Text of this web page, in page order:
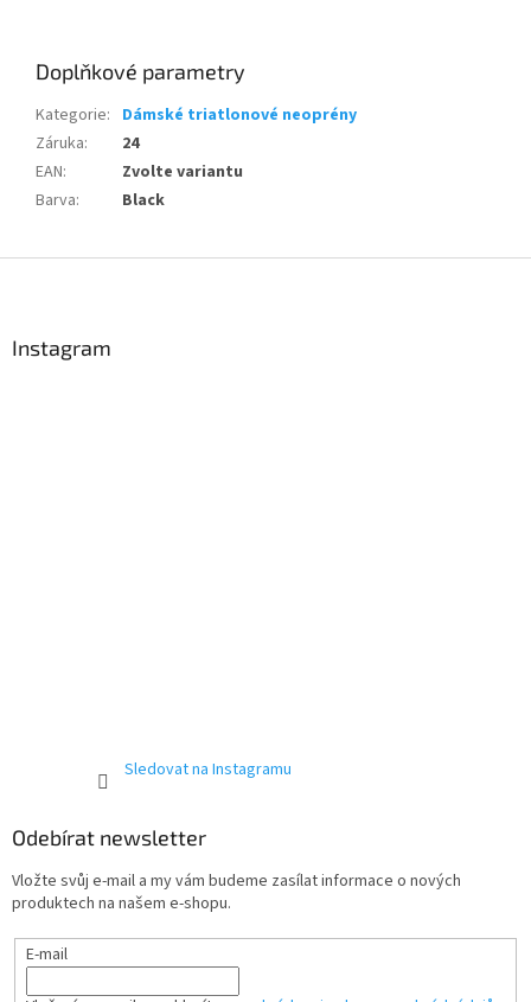
Doplňkové parametry
Kategorie: Dámské triatlonové neoprény
Záruka:
24
EAN:
Zvolte variantu
Barva: Black
Instagram
Sledovat na Instagramu
Odebírat newsletter
Vložte svůj e-mail a my vám budeme zasílat informace o nových
produktech na našem e-shopu.
E-mail